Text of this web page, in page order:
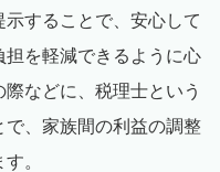
することで、安心して
を軽減できるように心
などに、税理士という
、家族間の利益の調整
。